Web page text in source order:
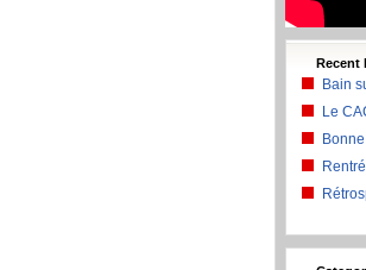
Recent
Bain
Le